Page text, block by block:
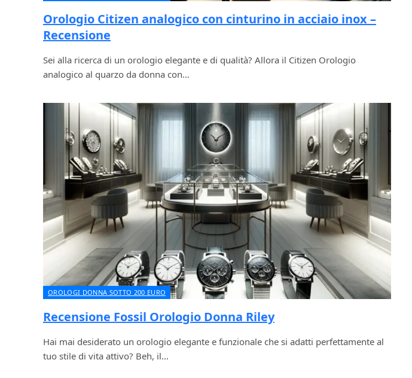
Orologio Citizen analogico con cinturino in acciaio inox –
Recensione
Sei alla ricerca di un orologio elegante e di qualità? Allora il Citizen Orologio
analogico al quarzo da donna con…
OROLOGI DONNA SOTTO 200 EURO
Recensione Fossil Orologio Donna Riley
Hai mai desiderato un orologio elegante e funzionale che si adatti perfettamente al
tuo stile di vita attivo? Beh, il…